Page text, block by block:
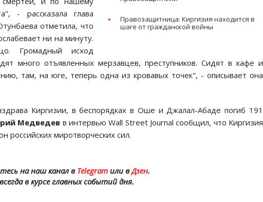
Правозащитница: Киргизия находится в
шаге от гражданской войны
- рассказала глава
отметила, что
ни на минуту.
Громадный исход
много отъявленных мерзавцев, преступников. Сидят в кафе и
там, на юге, теперь одна из кровавых точек", - описывает она
Киргизии, в беспорядках в Оше и Джалал-Абаде погиб 191
Медведев в интервью Wall Street Journal сообщил, что Киргизия
российских миротворческих сил.
на наш канал вTelegramили вДзен.
в курсе главных событий дня.